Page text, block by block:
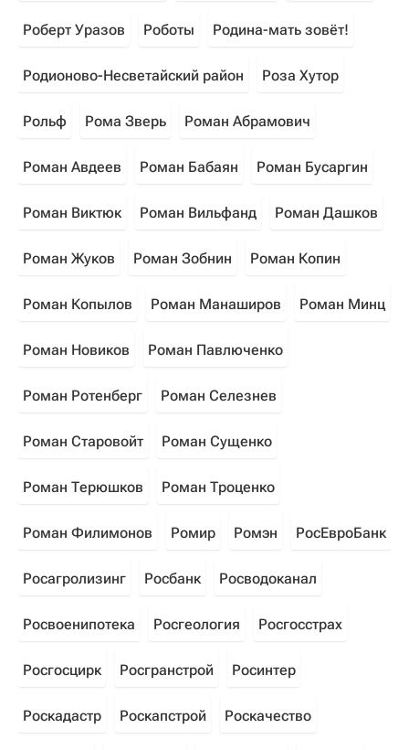
Роберт Уразов Роботы Родина-мать зовёт!
Родионово-Несветайский район Роза Хутор
Рольф Рома Зверь Роман Абрамович
Роман Авдеев Роман Бабаян Роман Бусаргин
Роман Виктюк Роман Вильфанд Роман Дашков
Роман Жуков Роман Зобнин Роман Копин
Роман Копылов Роман Манаширов Роман Минц
Роман Новиков Роман Павлюченко
Роман Ротенберг Роман Селезнев
Роман Старовойт Роман Сущенко
Роман Терюшков Роман Троценко
Роман Филимонов Ромир Ромэн РосЕвроБанк
Росагролизинг Росбанк Росводоканал
Росвоенипотека Росгеология Росгосстрах
Росгосцирк Росгранстрой Росинтер
Роскадастр Роскапстрой Роскачество